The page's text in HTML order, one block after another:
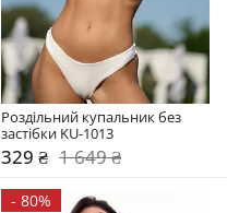
Роздільний купальник без
застібки KU-1013
329 ₴ 1 649 ₴
- 80%